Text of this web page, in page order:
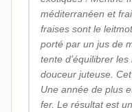
méditerranéen et
fraises sont le
porté par un jus de
tente d’équilibrer
douceur juteuse.
Une année de plus
fer. Le résultat est